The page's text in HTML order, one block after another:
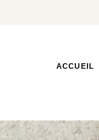
ACCUEIL